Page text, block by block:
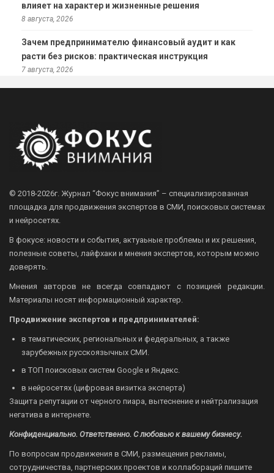
влияет на характер и жизненные решения
8 августа, 2026
Зачем предпринимателю финансовый аудит и как
расти без рисков: практическая инструкция
7 августа, 2026
© 2018-2026г. Журнал “Фокус внимания” – специализированная
площадка для продвижения экспертов в СМИ, поисковых системах
и нейросетях.
В фокусе: новости и события, актуаьные проблемы и их решения,
полезные советы, лайфхаки и мнения экспертов, которым можно
доверять.
Мнения авторов не всегда совпадают с позицией редакции.
Материалы носят информационный характер.
Продвижение экспертов и предпринимателей:
в тематических, региональных и федеральных, а также
зарубежных русскоязычных СМИ.
в ТОП поисковых систем Google и Яндекс.
в нейросетях (цифровая визитка эксперта)
Защита репутации от черного пиара, вытеснение и нейтрализация
негатива в интернете.
Конфиденциально. Ответственно. С любовью к вашему бизнесу.
По вопросам продвижения в СМИ, размещения рекламы,
сотрудничества, партнерских проектов и коллабораций пишите